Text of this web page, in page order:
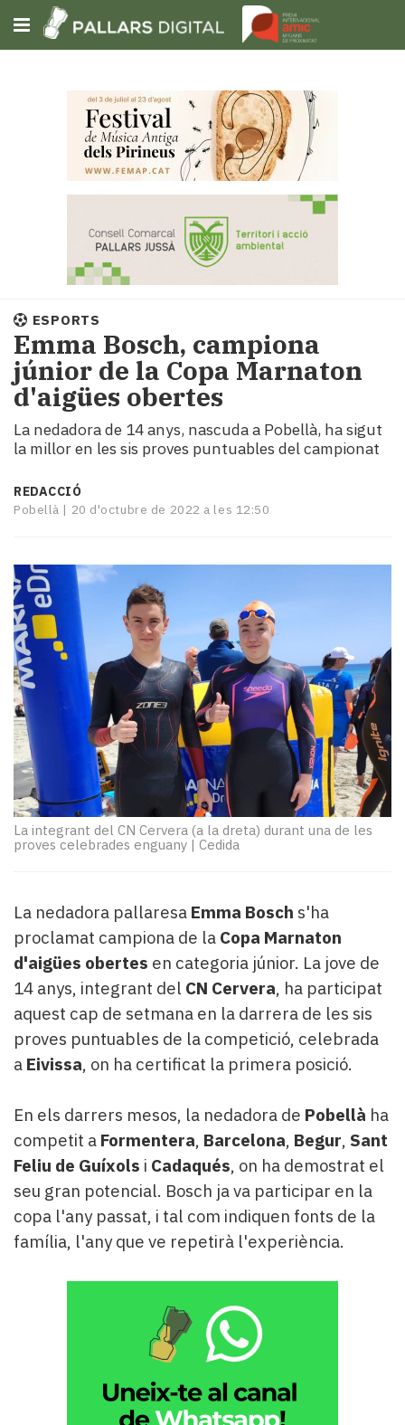
Subscriu-t'hi
Portada
Societat
Política
i
municipis
Economia
turisme
Esports
Mai
i
mitjans
El
temps
Reportatges
Entrevistes
Enquestes
A
escena!
Dis
la
teva!
Subscriptors
La
Contingut
patrocinat
Lo
més
llegit...
Editorial
ESPORTS
Emma Bosch, campiona
júnior de la Copa Marnaton
d'aigües obertes
La nedadora de 14 anys, nascuda a Pobellà, ha sigut
la millor en les sis proves puntuables del campionat
REDACCIÓ
Pobellà | 20 d'octubre de 2022 a les 12:50
La integrant del CN Cervera (a la dreta) durant una de les
proves celebrades enguany | Cedida
La nedadora pallaresa Emma Bosch s'ha
proclamat campiona de la Copa Marnaton
d'aigües obertes en categoria júnior. La jove de
14 anys, integrant del CN Cervera, ha participat
aquest cap de setmana en la darrera de les sis
proves puntuables de la competició, celebrada
a Eivissa, on ha certificat la primera posició.
En els darrers mesos, la nedadora de Pobellà ha
competit a Formentera, Barcelona, Begur, Sant
Feliu de Guíxols i Cadaqués, on ha demostrat el
seu gran potencial. Bosch ja va participar en la
copa l'any passat, i tal com indiquen fonts de la
família, l'any que ve repetirà l'experiència.